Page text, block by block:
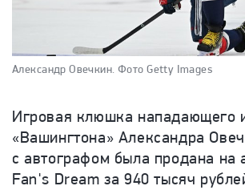
Александр Овечкин. Фото Getty Images
Игровая клюшка нападающего
«Вашингтона» Александра
с автографом была продана на
Fan's Dream за 940 тысяч